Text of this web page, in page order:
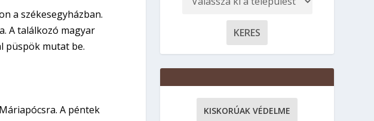
a székesegyházban.
A találkozó magyar
püspök mutat be.
A péntek
KISKORÚAK VÉDELME